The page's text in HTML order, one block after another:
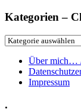
Kategorien –
Kategorien
Choose
your
category
Über mich…
Impressum
.